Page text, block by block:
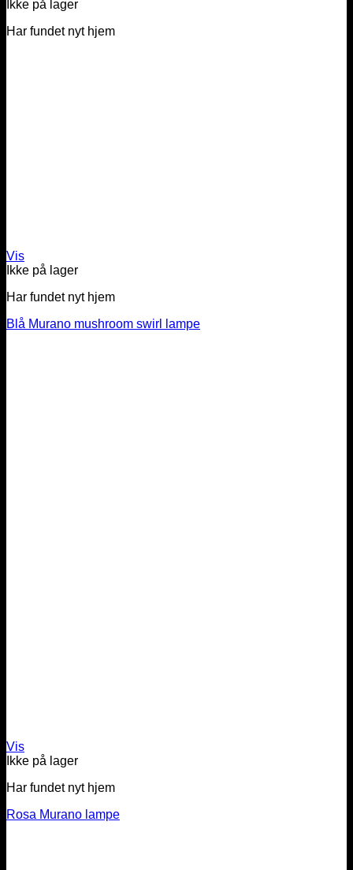
Ikke på lager
Har fundet nyt hjem
Vis
Ikke på lager
Har fundet nyt hjem
Blå Murano mushroom swirl lampe
Vis
Ikke på lager
Har fundet nyt hjem
Rosa Murano lampe